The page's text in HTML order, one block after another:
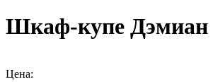
Шкаф-купе Дэмиан
Цена: